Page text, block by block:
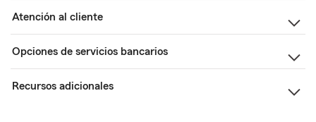
Atención al cliente
Opciones de servicios bancarios
Recursos adicionales